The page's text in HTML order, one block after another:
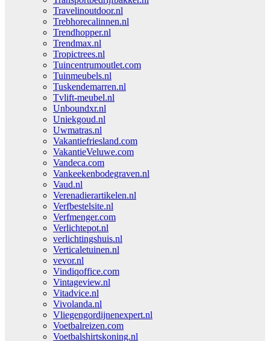
Travelinoutdoor.nl
Trebhorecalinnen.nl
Trendhopper.nl
Trendmax.nl
Tropictrees.nl
Tuincentrumoutlet.com
Tuinmeubels.nl
Tuskendemarren.nl
Tvlift-meubel.nl
Unboundxr.nl
Uniekgoud.nl
Uwmatras.nl
Vakantiefriesland.com
VakantieVeluwe.com
Vandeca.com
Vankeekenbodegraven.nl
Vaud.nl
Verenadierartikelen.nl
Verfbestelsite.nl
Verfmenger.com
Verlichtepot.nl
verlichtingshuis.nl
Verticaletuinen.nl
vevor.nl
Vindiqoffice.com
Vintageview.nl
Vitadvice.nl
Vivolanda.nl
Vliegengordijnenexpert.nl
Voetbalreizen.com
Voetbalshirtskoning.nl